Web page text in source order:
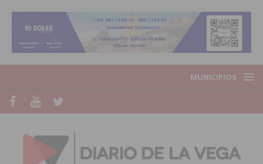
MUNICIPIOS